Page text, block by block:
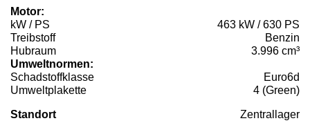
Motor:
kW / PS
463 kW / 630 PS
Treibstoff
Benzin
Hubraum
3.996 cm³
Umweltnormen:
Schadstoffklasse
Euro6d
Umweltplakette
4 (Green)
Standort Zentrallager